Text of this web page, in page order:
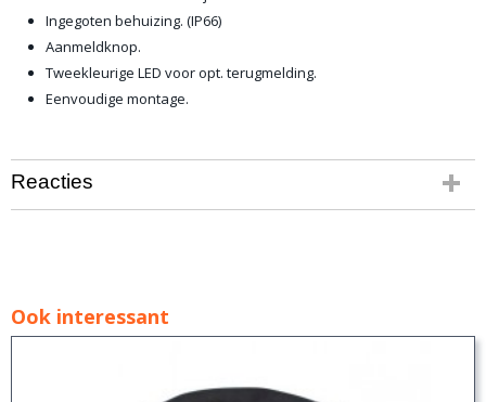
Ingegoten behuizing. (IP66)
Aanmeldknop.
Tweekleurige LED voor opt. terugmelding.
Eenvoudige montage.
Reacties
Ook interessant